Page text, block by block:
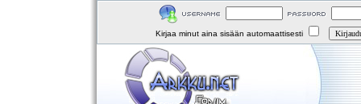
Kirjaa minut aina sisään automaattisesti